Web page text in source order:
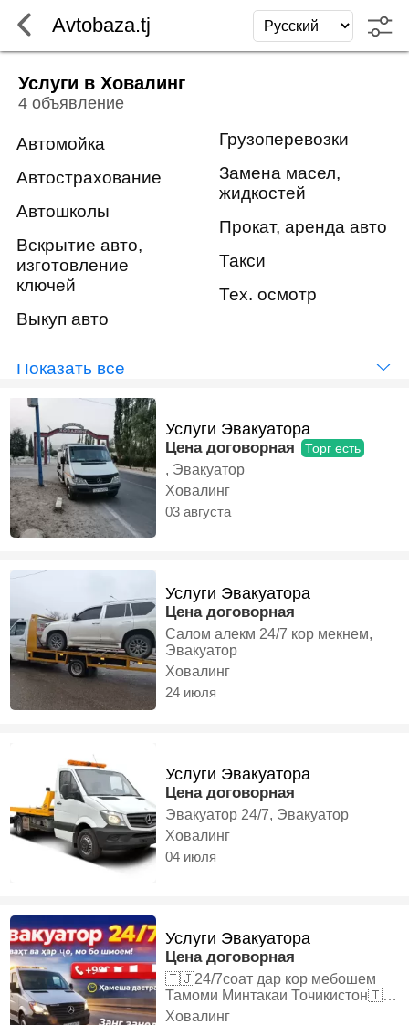
Avtobaza.tj
Услуги в Ховалинг
4 объявление
Автомойка
Автострахование
Автошколы
Вскрытие авто,
изготовление
ключей
Выкуп авто
Грузоперевозки
Замена масел,
жидкостей
Прокат, аренда авто
Такси
Тех. осмотр
Показать всё
Услуги Эвакуатора
Цена договорная Торг есть
, Эвакуатор
Ховалинг
03 августа
Услуги Эвакуатора
Цена договорная
Салом алекм 24/7 кор мекнем,
Эвакуатор
Ховалинг
24 июля
Услуги Эвакуатора
Цена договорная
Эвакуатор 24/7, Эвакуатор
Ховалинг
04 июля
Услуги Эвакуатора
Цена договорная
🇹🇯24/7соат дар кор мебошем
Тамоми Минтакаи Точикистон🇹🇯
мерем, Эвакуатор
Ховалинг